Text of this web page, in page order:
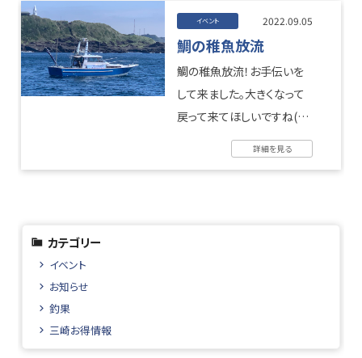
イベント 2022.09.05
鯛の稚魚放流
鯛の稚魚放流！お手伝いを
して来ました。大きくなって
戻って来てほしいですね(
詳細を見る
カテゴリー
イベント
お知らせ
釣果
三崎お得情報